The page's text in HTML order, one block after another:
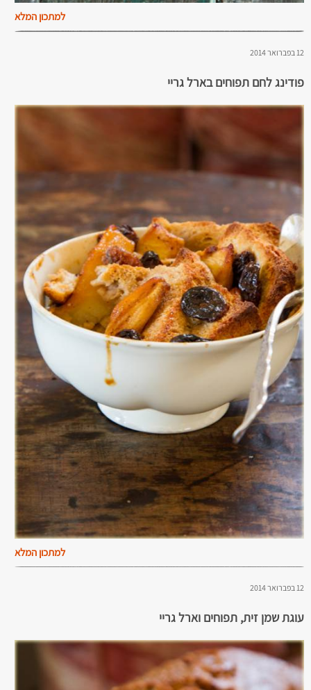
למתכון המלא
12 בפברואר 2014
פודינג לחם תפוחים בארל גריי
למתכון המלא
12 בפברואר 2014
עוגת שמן זית, תפוחים וארל גריי